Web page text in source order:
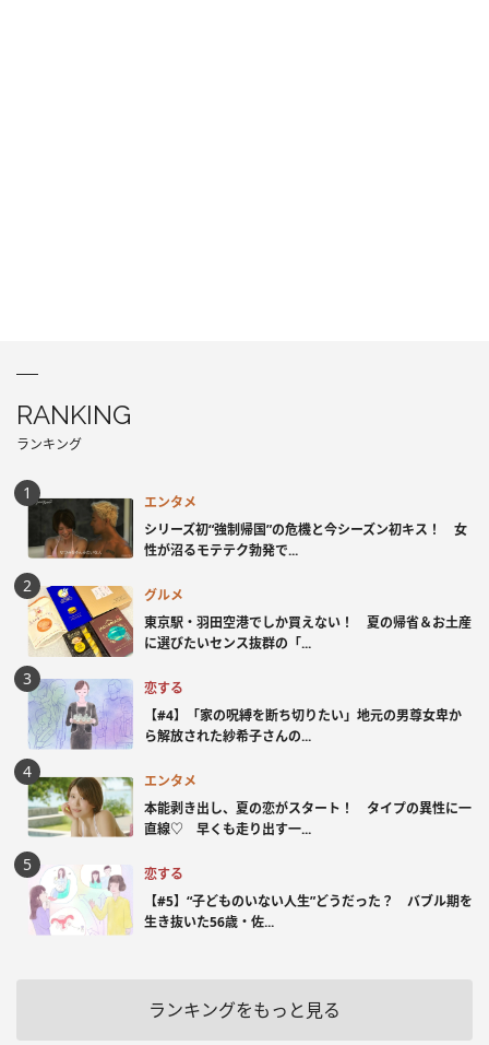
RANKING
ランキング
エンタメ
シリーズ初“強制帰国”の危機と今シーズン初キス！ 女
性が沼るモテテク勃発で...
グルメ
東京駅・羽田空港でしか買えない！ 夏の帰省＆お土産
に選びたいセンス抜群の「...
恋する
【#4】「家の呪縛を断ち切りたい」地元の男尊女卑か
ら解放された紗希子さんの...
エンタメ
本能剥き出し、夏の恋がスタート！ タイプの異性に一
直線♡ 早くも走り出す一...
恋する
【#5】“子どものいない人生”どうだった？ バブル期を
生き抜いた56歳・佐...
ランキングをもっと見る